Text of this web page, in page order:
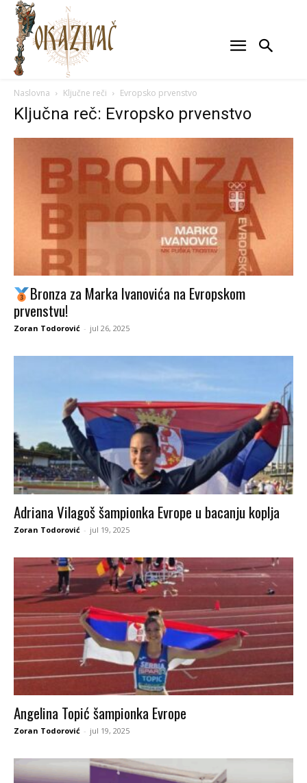
Naslovna Ključne reči Evropsko prvenstvo
Ključna reč: Evropsko prvenstvo
Bronza za Marka Ivanovića na Evropskom
prvenstvu!
Zoran Todorović - jul 26, 2025
Adriana Vilagoš šampionka Evrope u bacanju koplja
Zoran Todorović - jul 19, 2025
Angelina Topić šampionka Evrope
Zoran Todorović - jul 19, 2025